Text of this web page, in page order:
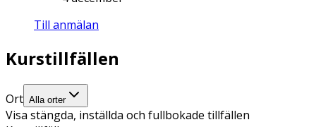
Till anmälan
Kurstillfällen
Ort Alla orter
Visa stängda, inställda och fullbokade tillfällen